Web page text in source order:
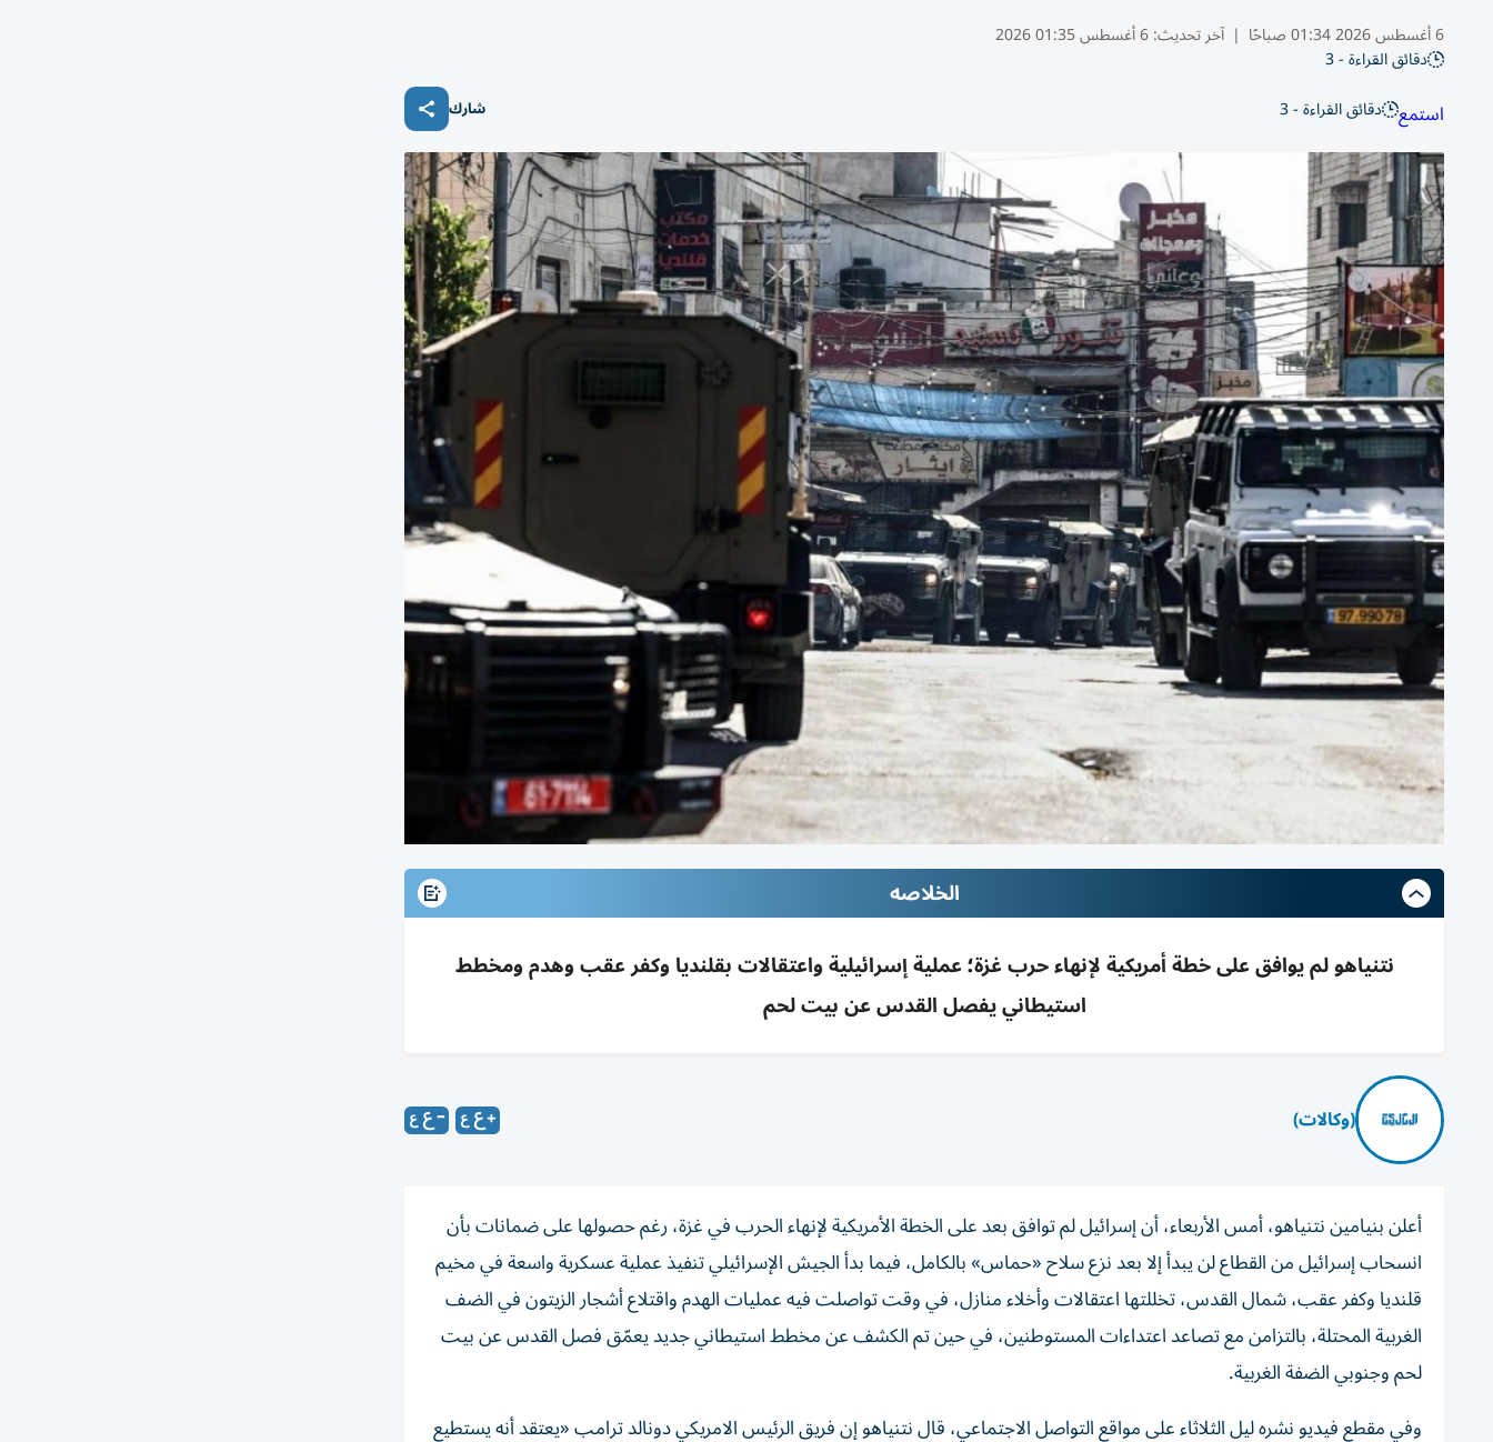
6 أغسطس 2026 01:34 صباحًا | آخر تحديث:6 أغسطس 01:35 2026
دقائق القراءة - 3
استمع دقائق القراءة - 3 شارك
الخلاصه
نتنياهو لم يوافق على خطة أمريكية لإنهاء حرب غزة؛ عملية إسرائيلية واعتقالات بقلنديا وكفر عقب وهدم ومخطط
استيطاني يفصل القدس عن بيت لحم
(وكالات)
أعلن بنيامين نتنياهو، أمس الأربعاء، أن إسرائيل لم توافق بعد على الخطة الأمريكية لإنهاء الحرب في غزة، رغم حصولها على ضمانات بأن
انسحاب إسرائيل من القطاع لن يبدأ إلا بعد نزع سلاح «حماس» بالكامل، فيما بدأ الجيش الإسرائيلي تنفيذ عملية عسكرية واسعة في مخيم
قلنديا وكفر عقب، شمال القدس، تخللتها اعتقالات وأخلاء منازل، في وقت تواصلت فيه عمليات الهدم واقتلاع أشجار الزيتون في الضف
الغربية المحتلة، بالتزامن مع تصاعد اعتداءات المستوطنين، في حين تم الكشف عن مخطط استيطاني جديد يعمّق فصل القدس عن بيت
لحم وجنوبي الضفة الغربية.
وفي مقطع فيديو نشره ليل الثلاثاء على مواقع التواصل الاجتماعي، قال نتنياهو إن فريق الرئيس الامريكي دونالد ترامب «يعتقد أنه يستطيع